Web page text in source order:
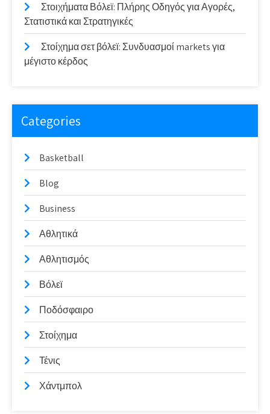
Στοιχήματα Βόλεϊ: Πλήρης Οδηγός για Αγορές,
Στατιστικά και Στρατηγικές
Στοίχημα σετ βόλεϊ: Συνδυασμοί markets για
μέγιστο κέρδος
Categories
Basketball
Blog
Business
Αθλητικά
Αθλητισμός
Βόλεϊ
Ποδόσφαιρο
Στοίχημα
Τένις
Χάντμπολ